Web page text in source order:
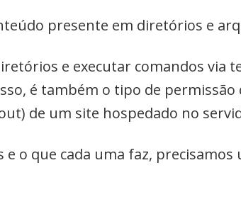
presente em diretórios e
e executar comandos via
é também o tipo de
de um site hospedado no
o que cada uma faz,